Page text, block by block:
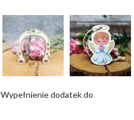
Wypełnienie dodatek do